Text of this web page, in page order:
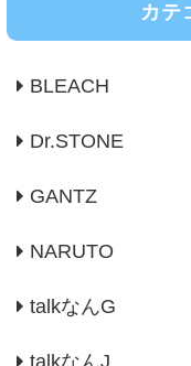
カテ
BLEACH
Dr.STONE
GANTZ
NARUTO
talkなんG